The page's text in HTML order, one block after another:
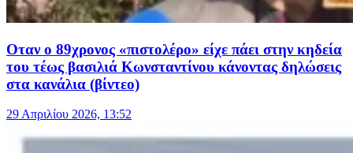
Οταν ο 89χρονος «πιστολέρο» είχε πάει στην κηδεία
του τέως βασιλιά Κωνσταντίνου κάνοντας δηλώσεις
στα κανάλια (βίντεο)
29 Απριλίου 2026, 13:52